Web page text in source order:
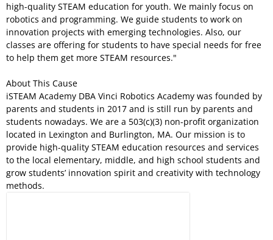
high-quality STEAM education for youth. We mainly focus on
robotics and programming. We guide students to work on
innovation projects with emerging technologies. Also, our
classes are offering for students to have special needs for free
to help them get more STEAM resources."
About This Cause
iSTEAM Academy DBA Vinci Robotics Academy was founded by
parents and students in 2017 and is still run by parents and
students nowadays. We are a 503(c)(3) non-profit organization
located in Lexington and Burlington, MA. Our mission is to
provide high-quality STEAM education resources and services
to the local elementary, middle, and high school students and
grow students’ innovation spirit and creativity with technology
methods.